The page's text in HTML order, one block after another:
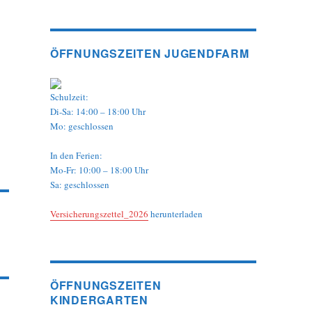
ÖFFNUNGSZEITEN JUGENDFARM
Schulzeit:
Di-Sa: 14:00 – 18:00 Uhr
Mo: geschlossen
In den Ferien:
Mo-Fr: 10:00 – 18:00 Uhr
Sa: geschlossen
Versicherungszettel_2026 herunterladen
ÖFFNUNGSZEITEN
KINDERGARTEN